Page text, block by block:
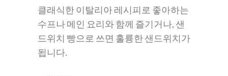
클래식한 이탈리아 레시피로 좋아하는
수프나 메인 요리와 함께 즐기거나, 샌
드위치 빵으로 쓰면 훌륭한 샌드위치가
됩니다.